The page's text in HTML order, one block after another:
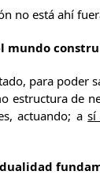
no está ahí
mundo
para poder
estructura de
actuando; así
dualidad